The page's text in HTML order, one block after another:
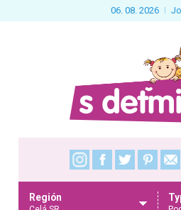
06. 08. 2026
Región